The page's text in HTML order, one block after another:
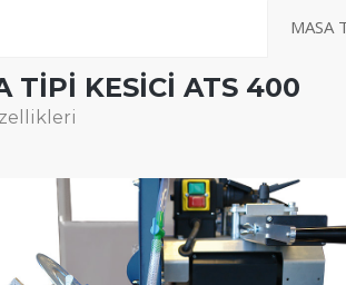
MASA
TİPİ KESİCİ ATS 400